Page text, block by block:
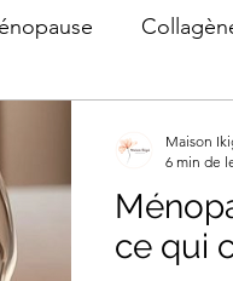
ce qui
Maison
6 min de